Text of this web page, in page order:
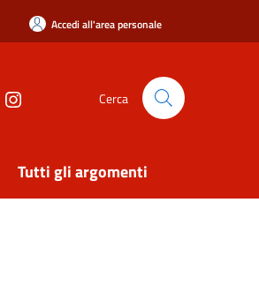
Accedi all'area personale
Cerca
Tutti gli argomenti